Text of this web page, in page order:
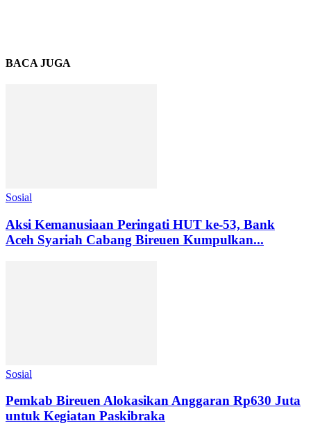
BACA JUGA
Sosial
Aksi Kemanusiaan Peringati HUT ke-53, Bank
Aceh Syariah Cabang Bireuen Kumpulkan...
Sosial
Pemkab Bireuen Alokasikan Anggaran Rp630 Juta
untuk Kegiatan Paskibraka